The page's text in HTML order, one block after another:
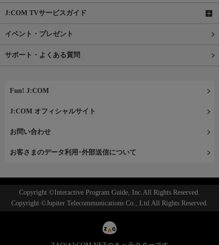
J:COM TVサービスガイド
イベント・プレゼント
サポート・よくある質問
Fun! J:COM
J:COM オフィシャルサイト
お問い合わせ
お客さまのデータ利用･外部送信について
Copyright ©Interactive Program Guide, Inc.All Rights Reserved.
Copyright ©Jupiter Telecommunications Co., Ltd.All Rights Reserved.